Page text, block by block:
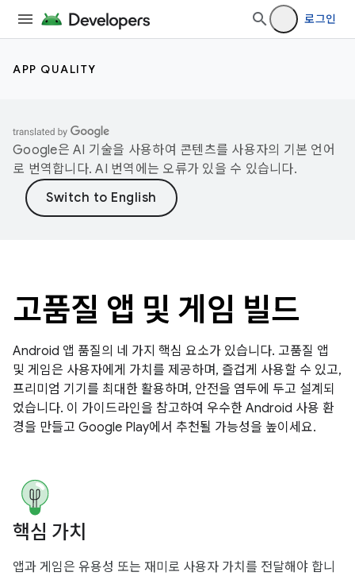
로그인
APP QUALITY
Google은 AI 기술을 사용하여 콘텐츠를 사용자의 기본 언어
로 번역합니다. AI 번역에는 오류가 있을 수 있습니다.
고품질 앱 및 게임 빌드
Android 앱 품질의 네 가지 핵심 요소가 있습니다. 고품질 앱
및 게임은 사용자에게 가치를 제공하며, 즐겁게 사용할 수 있고,
프리미엄 기기를 최대한 활용하며, 안전을 염두에 두고 설계되
었습니다. 이 가이드라인을 참고하여 우수한 Android 사용 환
경을 만들고 Google Play에서 추천될 가능성을 높이세요.
핵심 가치
앱과 게임은 유용성 또는 재미로 사용자 가치를 전달해야 합니